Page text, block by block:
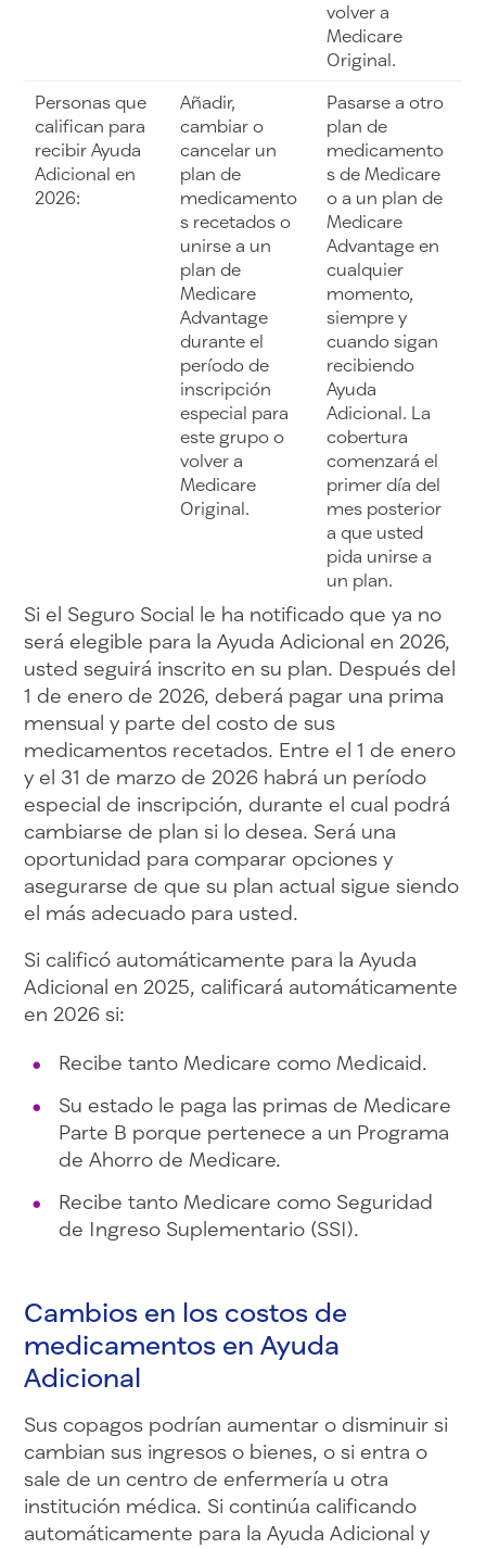
volver a
Medicare
Original.
Personas que
califican para
recibir Ayuda
Adicional en
2026:
Añadir,
cambiar o
cancelar un
plan de
medicamento
s recetados o
unirse a un
plan de
Medicare
Advantage
durante el
período de
inscripción
especial para
este grupo o
volver a
Medicare
Original.
Pasarse a otro
plan de
medicamento
s de Medicare
o a un plan de
Medicare
Advantage en
cualquier
momento,
siempre y
cuando sigan
recibiendo
Ayuda
Adicional. La
cobertura
comenzará el
primer día del
mes posterior
a que usted
pida unirse a
un plan.
Si el Seguro Social le ha notificado que ya no
será elegible para la Ayuda Adicional en 2026,
usted seguirá inscrito en su plan. Después del
1 de enero de 2026, deberá pagar una prima
mensual y parte del costo de sus
medicamentos recetados. Entre el 1 de enero
y el 31 de marzo de 2026 habrá un período
especial de inscripción, durante el cual podrá
cambiarse de plan si lo desea. Será una
oportunidad para comparar opciones y
asegurarse de que su plan actual sigue siendo
el más adecuado para usted.
Si calificó automáticamente para la Ayuda
Adicional en 2025, calificará automáticamente
en 2026 si:
Recibe tanto Medicare como Medicaid.
Su estado le paga las primas de Medicare
Parte B porque pertenece a un Programa
de Ahorro de Medicare.
Recibe tanto Medicare como Seguridad
de Ingreso Suplementario (SSI).
Cambios en los costos de
medicamentos en Ayuda
Adicional
Sus copagos podrían aumentar o disminuir si
cambian sus ingresos o bienes, o si entra o
sale de un centro de enfermería u otra
institución médica. Si continúa calificando
automáticamente para la Ayuda Adicional y